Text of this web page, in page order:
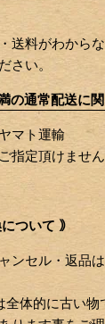
送料がわから
さい。
の通常配送に
マト運輸
指定頂けません
ついて ｠
ンセル・返品
全体的に古い